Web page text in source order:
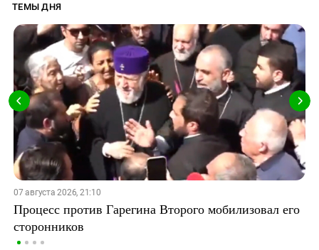
ТЕМЫ ДНЯ
07 августа 2026, 21:10
Процесс против Гарегина Второго мобилизовал его
сторонников